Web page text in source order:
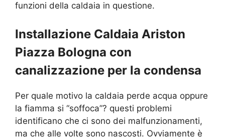
funzioni della caldaia in questione.
Installazione Caldaia Ariston
Piazza Bologna con
canalizzazione per la condensa
Per quale motivo la caldaia perde acqua oppure
la fiamma si “soffoca”? questi problemi
identificano che ci sono dei malfunzionamenti,
ma che alle volte sono nascosti. Ovviamente è